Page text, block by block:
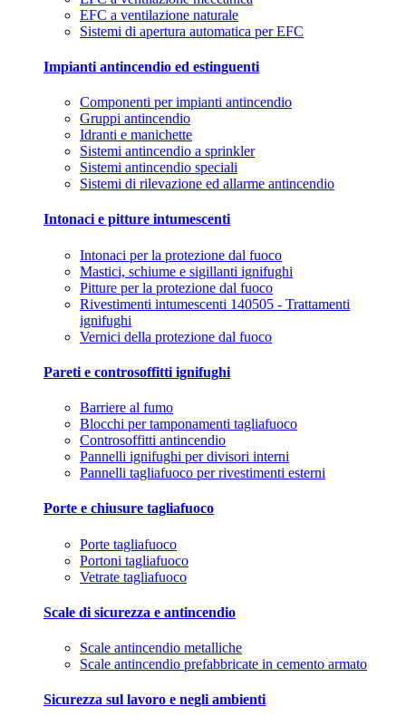
EFC a ventilazione naturale
Sistemi di apertura automatica per EFC
Impianti antincendio ed estinguenti
Componenti per impianti antincendio
Gruppi antincendio
Idranti e manichette
Sistemi antincendio a sprinkler
Sistemi antincendio speciali
Sistemi di rilevazione ed allarme antincendio
Intonaci e pitture intumescenti
Intonaci per la protezione dal fuoco
Mastici, schiume e sigillanti ignifughi
Pitture per la protezione dal fuoco
Rivestimenti intumescenti 140505 - Trattamenti
ignifughi
Vernici della protezione dal fuoco
Pareti e controsoffitti ignifughi
Barriere al fumo
Blocchi per tamponamenti tagliafuoco
Controsoffitti antincendio
Pannelli ignifughi per divisori interni
Pannelli tagliafuoco per rivestimenti esterni
Porte e chiusure tagliafuoco
Porte tagliafuoco
Portoni tagliafuoco
Vetrate tagliafuoco
Scale di sicurezza e antincendio
Scale antincendio metalliche
Scale antincendio prefabbricate in cemento armato
Sicurezza sul lavoro e negli ambienti